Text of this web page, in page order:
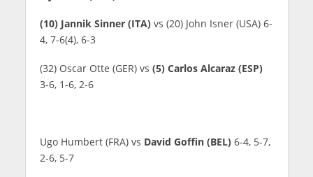
(10) Jannik Sinner (ITA)vs (20) John Isner (USA) 6-
4, 7-6(4), 6-3
(32) Oscar Otte (GER) vs (5) Carlos Alcaraz (ESP)
3-6, 1-6, 2-6
Ugo Humbert (FRA) vs David Goffin (BEL)6-4, 5-7,
2-6, 5-7